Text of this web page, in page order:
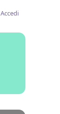
Accedi